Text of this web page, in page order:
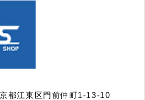
都江東区門前仲町1-13-10